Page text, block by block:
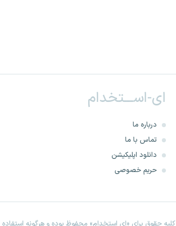
ای-اســـتخدام
درباره ما
تماس با ما
دانلود اپلیکیشن
حریم خصوصی
کلیه حقوق برای «ای استخدام» محفوظ بوده و هرگونه